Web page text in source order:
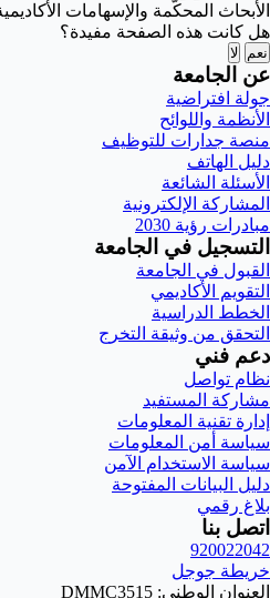
الأبحاث المحكّمة والإسهامات
هل كانت هذه الصفحة مفيدة؟
نعم لا
عن الجامعة
جولة افتراضية
الأنظمة واللوائح
منصة جدارات للتوظيف
دليل الهاتف
الأسئلة الشائعة
المشاركة الإلكترونية
مبادرات رؤية 2030
التسجيل في الجامعة
القبول في الجامعة
التقويم الأكاديمي
الخطط الدراسية
التحقق من وثيقة التخرج
دعم فني
نظام تواصل
مشاركة المستفيد
إدارة تقنية المعلومات
سياسة أمن المعلومات
سياسة الاستخدام الآمن
دليل البيانات المفتوحة
بلاغ رقمي
اتصل بنا
920022042
خريطة جوجل
العنوان الوطني: DMMC3515